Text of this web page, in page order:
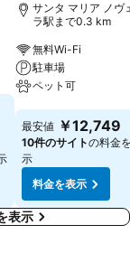
サンタ マリア ノヴ
ラ駅まで0.3 km
無料Wi-Fi
駐車場
ペット可
料金を表示
最安値 ￥12,749
10件のサイトの料金
示
料金を表示
表示